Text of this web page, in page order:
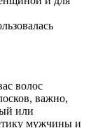
волос
важно,
или
мужчины и